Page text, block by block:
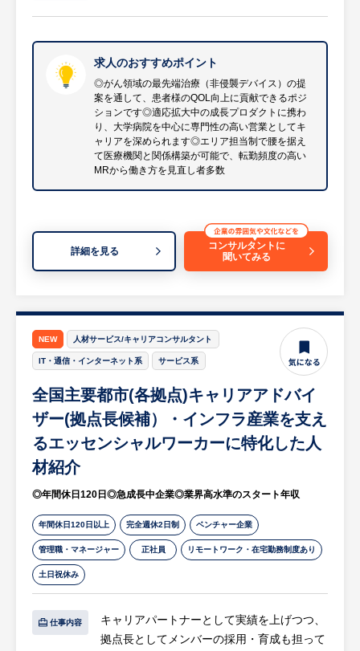
【具体的には…】
・医師への適切な情報提供を通じて同社製品
の適正使用の推進
・医療機関との賃貸借契約の契約締結と与信
管理
・医療機器に対して使用成績調査等のPMS業
務
・治療開始時における機器の手配、医療機関
※詳細はご面談時にお伝えします。
【HUREX企業担当より】
者に対して、情報提供という形で当社製製品
が適正に使用されるよう活動を行います。治
療方針を確認しながら、製品の情報提供と患
者状態に合わせた提案活動を行います。また
製品の処方時には施設との契約締結を行いま
す。
※宿泊を伴う国内出張あり。日本全国の大学
病院・基幹病院および学会等への出張があり
・担当製品である「オプチューン
の膠芽腫や非小細胞肺がんなどの固形癌）の
細胞分裂を、体に発生させた特殊な電場で阻
害する在宅用の医療機器で、セラミック製の
で腫瘍の増殖を抑えます。同製品による治療
は投薬治療や放射線治療と異なり、全身性の
求人のおすすめポイント
◎がん領域の最先端治療（非侵襲デバイス）の提
案を通して、患者様のQOL向上に貢献できるポジ
ションです◎適応拡大中の成長プロダクトに携わ
り、大学病院を中心に専門性の高い営業としてキ
ャリアを深められます◎エリア担当制で腰を据え
て医療機関と関係構築が可能で、転勤頻度の高い
MRから働き方を見直し者多数
詳細を見る
コンサルタントに
聞いてみる
NEW 人材サービス/キャリアコンサルタント
IT・通信・インターネット系 サービス系
全国主要都市(各拠点)キャリアアドバイ
ザー(拠点長候補）・インフラ産業を支え
るエッセンシャルワーカーに特化した人
材紹介
◎年間休日120日◎急成長中企業◎業界高水準のスタート年収
年間休日120日以上 完全週休2日制 ベンチャー企業
管理職・マネージャー 正社員 リモートワーク・在宅勤務制度あり
土日祝休み
仕事内容
キャリアパートナーとして実績を上げつつ、
拠点長としてメンバーの採用・育成も担って